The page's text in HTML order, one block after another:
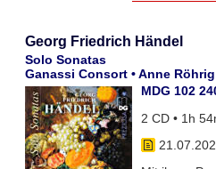
Georg Friedrich Händel
Solo Sonatas
Ganassi Consort • Anne
MDG 102
2 CD • 1h